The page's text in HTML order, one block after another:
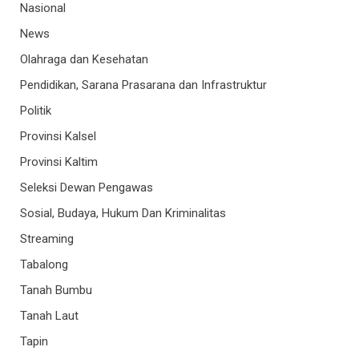
Nasional
News
Olahraga dan Kesehatan
Pendidikan, Sarana Prasarana dan Infrastruktur
Politik
Provinsi Kalsel
Provinsi Kaltim
Seleksi Dewan Pengawas
Sosial, Budaya, Hukum Dan Kriminalitas
Streaming
Tabalong
Tanah Bumbu
Tanah Laut
Tapin